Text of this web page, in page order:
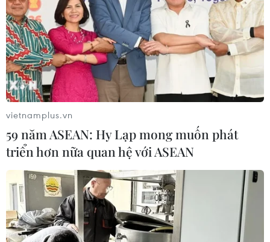
TTXVN làm việc với các Trưởng cơ
quan đại diện Việt Nam tại nước ngoài
30/07/2020 10:50
Ông Nguyễn Đức Lợi, Ủy viên Trung ương Đảng, Tổng
vietnamplus.vn
59 năm ASEAN: Hy Lạp mong muốn phát
triển hơn nữa quan hệ với ASEAN